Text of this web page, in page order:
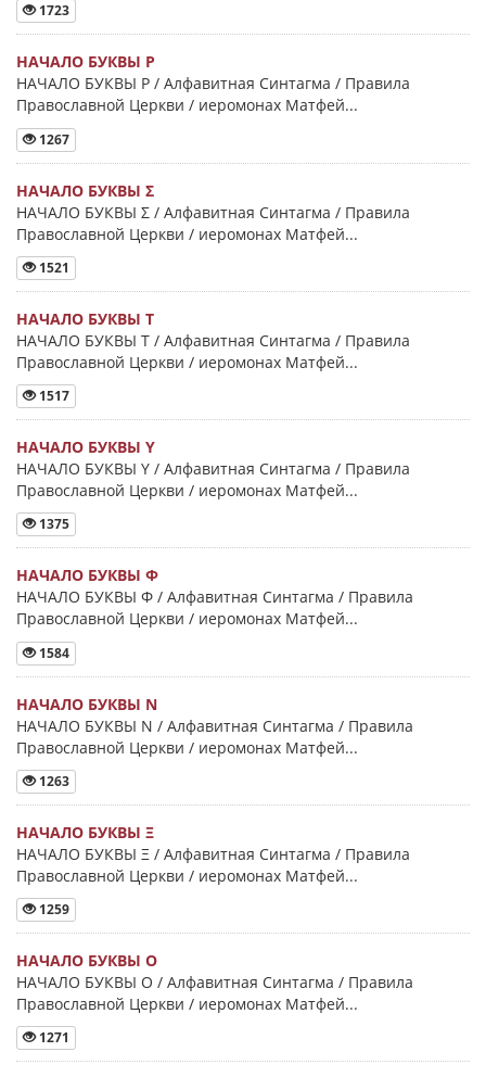
1723
НАЧАЛО БУКВЫ Ρ
НАЧАЛО БУКВЫ Ρ / Алфавитная Синтагма / Правила
Православной Церкви / иеромонах Матфей...
1267
НАЧАЛО БУКВЫ Σ
НАЧАЛО БУКВЫ Σ / Алфавитная Синтагма / Правила
Православной Церкви / иеромонах Матфей...
1521
НАЧАЛО БУКВЫ Τ
НАЧАЛО БУКВЫ Τ / Алфавитная Синтагма / Правила
Православной Церкви / иеромонах Матфей...
1517
НАЧАЛО БУКВЫ Y
НАЧАЛО БУКВЫ Y / Алфавитная Синтагма / Правила
Православной Церкви / иеромонах Матфей...
1375
НАЧАЛО БУКВЫ Φ
НАЧАЛО БУКВЫ Φ / Алфавитная Синтагма / Правила
Православной Церкви / иеромонах Матфей...
1584
НАЧАЛО БУКВЫ Ν
НАЧАЛО БУКВЫ Ν / Алфавитная Синтагма / Правила
Православной Церкви / иеромонах Матфей...
1263
НАЧАЛО БУКВЫ Ξ
НАЧАЛО БУКВЫ Ξ / Алфавитная Синтагма / Правила
Православной Церкви / иеромонах Матфей...
1259
НАЧАЛО БУКВЫ Ο
НАЧАЛО БУКВЫ Ο / Алфавитная Синтагма / Правила
Православной Церкви / иеромонах Матфей...
1271